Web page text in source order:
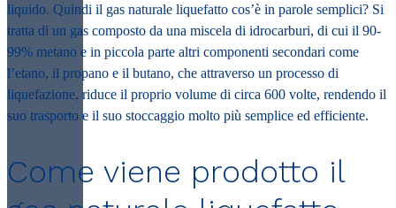
liquido. Quindi il gas naturale liquefatto cos’è in parole semplici? Si
tratta di un gas composto da una miscela di idrocarburi, di cui il 90-
99% metano e in piccola parte altri componenti secondari come
l’etano, il propano e il butano, che attraverso un processo di
liquefazione, riduce il proprio volume di circa 600 volte, rendendo il
suo trasporto e il suo stoccaggio molto più semplice ed efficiente.
Come viene prodotto il